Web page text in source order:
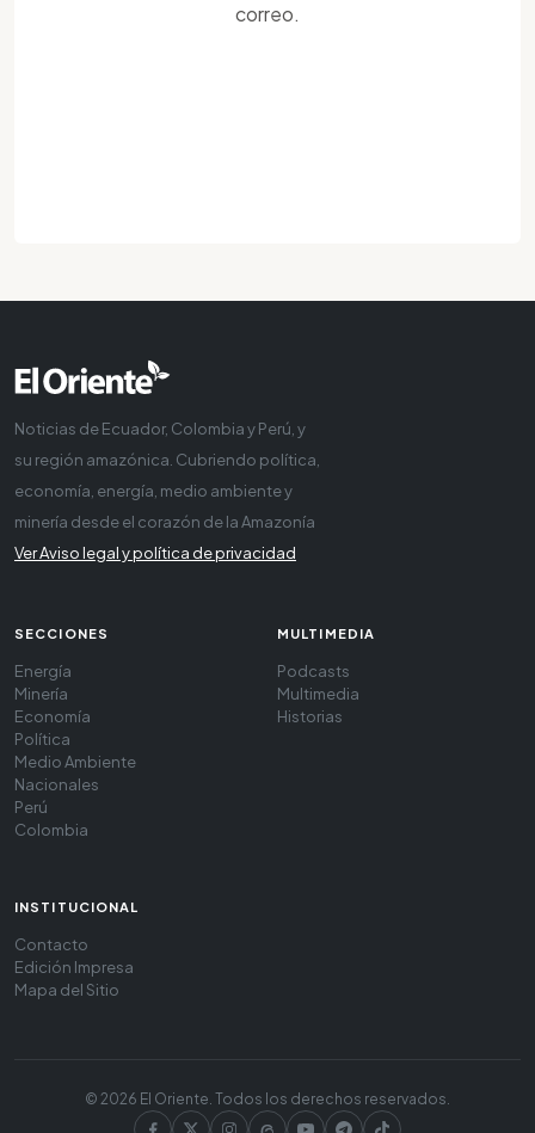
correo.
Noticias de Ecuador, Colombia y Perú, y
su región amazónica. Cubriendo política,
economía, energía, medio ambiente y
minería desde el corazón de la Amazonía
Ver Aviso legal y política de privacidad
SECCIONES
Energía
Minería
Economía
Política
Medio Ambiente
Nacionales
Perú
Colombia
MULTIMEDIA
Podcasts
Multimedia
Historias
INSTITUCIONAL
Contacto
Edición Impresa
Mapa del Sitio
© 2026 El Oriente. Todos los derechos reservados.